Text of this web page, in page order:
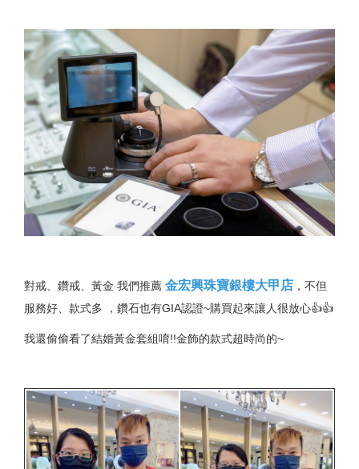
對戒、鑽戒、黃金 我們推薦 金宏興珠寶銀樓大甲店 ，不但
服務好、款式多 ，鑽石也有GIA認證~購買起來讓人很放心👍👍
我還偷偷看了結婚黃金套組唷!!金飾的款式超時尚的~